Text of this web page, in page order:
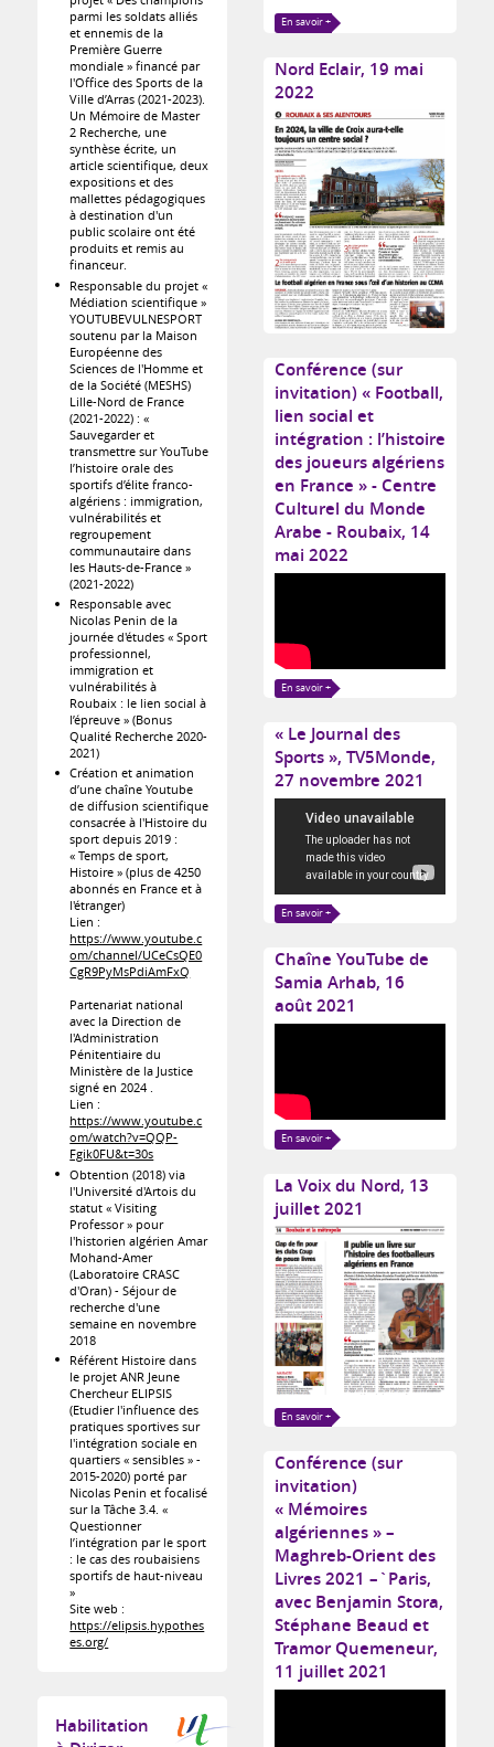
parmi les soldats alliés
et ennemis de la
Première Guerre
mondiale » financé par
l'Office des Sports de la
Ville d’Arras (2021-2023).
Un Mémoire de Master
2 Recherche, une
synthèse écrite, un
article scientifique, deux
expositions et des
mallettes pédagogiques
à destination d'un
public scolaire ont été
produits et remis au
financeur.
Responsable du projet «
Médiation scientifique »
YOUTUBEVULNESPORT
soutenu par la Maison
Européenne des
Sciences de l'Homme et
de la Société (MESHS)
Lille-Nord de France
(2021-2022) : «
Sauvegarder et
transmettre sur YouTube
l’histoire orale des
sportifs d’élite franco-
algériens : immigration,
vulnérabilités et
regroupement
communautaire dans
les Hauts-de-France »
(2021-2022)
Responsable avec
Nicolas Penin de la
journée d'études « Sport
professionnel,
immigration et
vulnérabilités à
Roubaix : le lien social à
l’épreuve » (Bonus
Qualité Recherche 2020-
2021)
Création et animation
d’une chaîne Youtube
de diffusion scientifique
consacrée à l'Histoire du
sport depuis 2019 :
« Temps de sport,
Histoire » (plus de 4250
abonnés en France et à
l'étranger)
Lien :
https://www.youtube.c
om/channel/UCeCsQE0
CgR9PyMsPdiAmFxQ
Partenariat national
avec la Direction de
l'Administration
Pénitentiaire du
Ministère de la Justice
signé en 2024 .
Lien :
https://www.youtube.c
om/watch?v=QQP-
Fgik0FU&t=30s
Obtention (2018) via
l'Université d'Artois du
statut « Visiting
Professor » pour
l'historien algérien Amar
Mohand-Amer
(Laboratoire CRASC
d'Oran) - Séjour de
recherche d'une
semaine en novembre
2018
Référent Histoire dans
le projet ANR Jeune
Chercheur ELIPSIS
(Etudier l'influence des
pratiques sportives sur
l'intégration sociale en
quartiers « sensibles » -
2015-2020) porté par
Nicolas Penin et focalisé
sur la Tâche 3.4. «
Questionner
l’intégration par le sport
: le cas des roubaisiens
sportifs de haut-niveau
»
Site web :
https://elipsis.hypothes
es.org/
Habilitation
En savoir +
Nord Eclair, 19 mai
2022
Conférence (sur
invitation) « Football,
lien social et
intégration : l’histoire
des joueurs algériens
en France » - Centre
Culturel du Monde
Arabe - Roubaix, 14
mai 2022
En savoir +
« Le Journal des
Sports », TV5Monde,
27 novembre 2021
En savoir +
Chaîne YouTube de
Samia Arhab, 16
août 2021
En savoir +
La Voix du Nord, 13
juillet 2021
En savoir +
Conférence (sur
invitation)
« Mémoires
algériennes » –
Maghreb-Orient des
Livres 2021 –`Paris,
avec Benjamin Stora,
Stéphane Beaud et
Tramor Quemeneur,
11 juillet 2021